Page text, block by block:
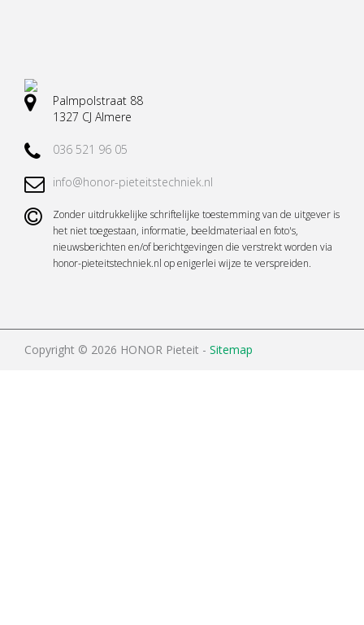
Palmpolstraat 88
1327 CJ Almere
036 521 96 05
info@honor-pieteitstechniek.nl
Zonder uitdrukkelijke schriftelijke toestemming van de uitgever is
het niet toegestaan, informatie, beeldmateriaal en foto's,
nieuwsberichten en/of berichtgevingen die verstrekt worden via
honor-pieteitstechniek.nl op enigerlei wijze te verspreiden.
Copyright © 2026 HONOR Pieteit - Sitemap